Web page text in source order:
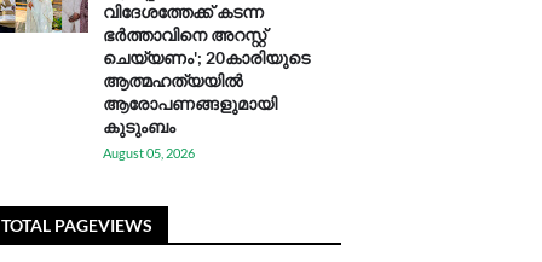
വിദേശത്തേക്ക് കടന്ന
ഭർത്താവിനെ അറസ്റ്റ്
ചെയ്യണം'; 20കാരിയുടെ
ആത്മഹത്യയിൽ
ആരോപണങ്ങളുമായി
കുടുംബം
August 05, 2026
TOTAL PAGEVIEWS